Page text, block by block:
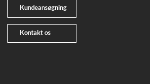
Kontakt os
Kundeansøgning